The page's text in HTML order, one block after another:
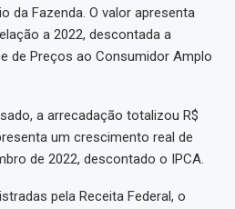
da Fazenda. O valor apresenta
a 2022, descontada a
de Preços ao Consumidor Amplo
a arrecadação totalizou R$
um crescimento real de
de 2022, descontado o IPCA.
pela Receita Federal, o